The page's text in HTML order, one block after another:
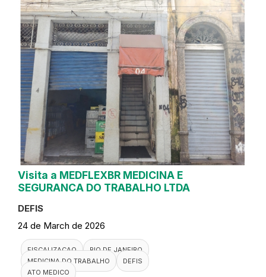
Visita a MEDFLEXBR MEDICINA E
SEGURANCA DO TRABALHO LTDA
DEFIS
24 de March de 2026
FISCALIZACAO
RIO DE JANEIRO
MEDICINA DO TRABALHO
DEFIS
ATO MEDICO